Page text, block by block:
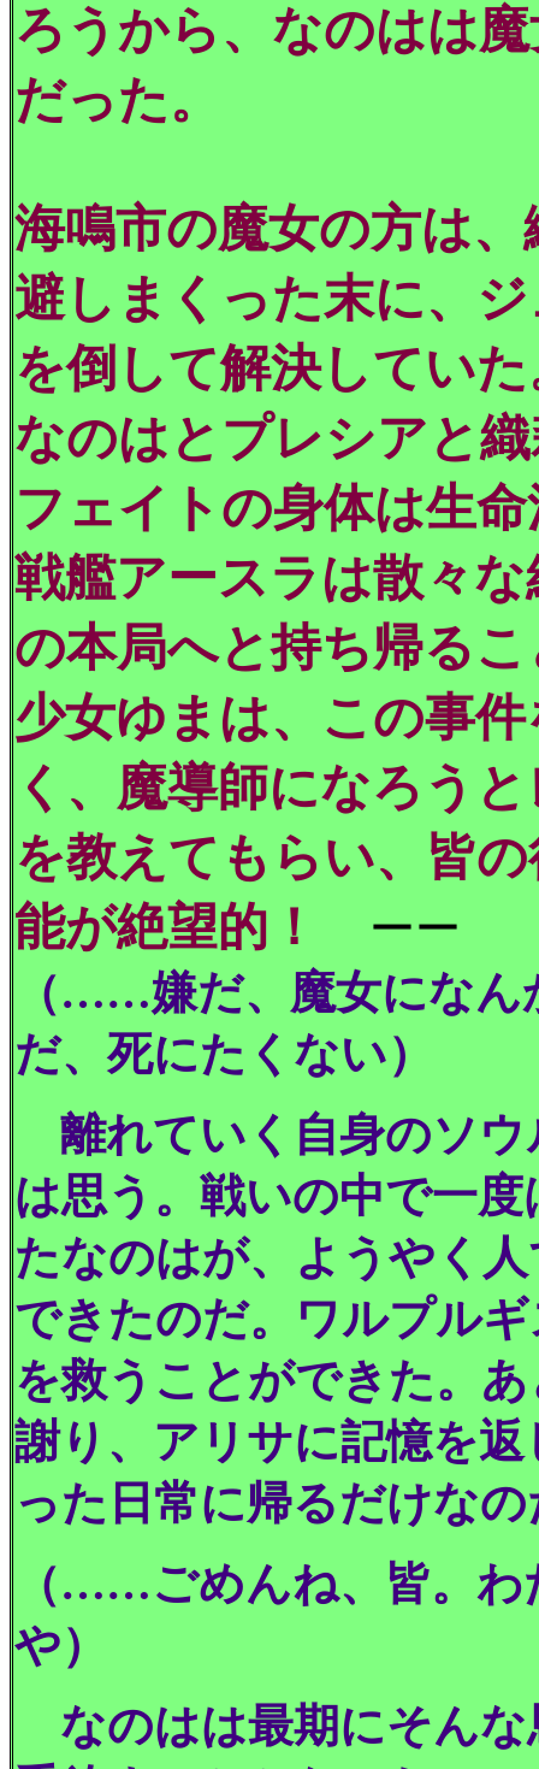
ろうから、なのはは
だった。
海鳴市の魔女の方は
避しまくった末に、
を倒して解決してい
なのはとプレシアと
フェイトの身体は生
戦艦アースラは散々
の本局へと持ち帰る
少女ゆまは、この事
く、魔導師になろう
を教えてもらい、皆
能が絶望的！
ーー
（……嫌だ、魔女になん
だ、死にたくない）
離れていく自身のソウ
は思う。戦いの中で一
たなのはが、ようやく
できたのだ。ワルプル
を救うことができた。
謝り、アリサに記憶を
った日常に帰るだけなの
（……ごめんね、皆。わ
や）
なのはは最期にそんな